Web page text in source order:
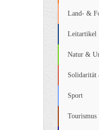
Land- &
Leitartikel
Natur &
Sport
Tourismus